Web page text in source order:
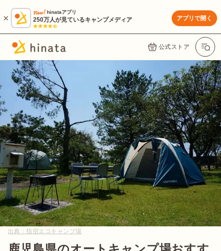
hinataアプリ
250万人が見ているキャンプメディア アプリで開く
公式ストア
出典：指宿エコキャンプ場